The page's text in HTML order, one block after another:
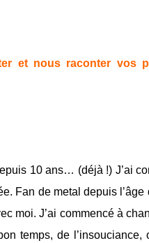
et nous raconter vos
10 ans… (déjà !) J’ai
Fan de metal depuis l’âge
moi. J’ai commencé à
temps, de l’insouciance,